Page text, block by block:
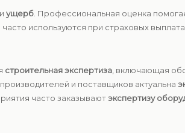
ущерб . Профессиональная оценка
используются при страховых
строительная экспертиза , включающая
и поставщиков актуальна
часто заказываютэкспертизу